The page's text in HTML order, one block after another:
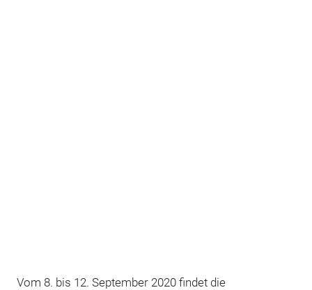
Vom 8. bis 12. September 2020 findet die